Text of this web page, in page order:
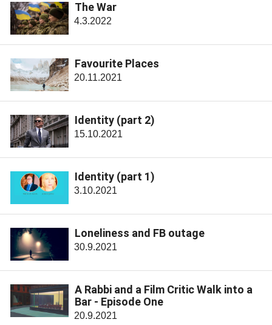
The War
4.3.2022
Favourite Places
20.11.2021
Identity (part 2)
15.10.2021
Identity (part 1)
3.10.2021
Loneliness and FB outage
30.9.2021
A Rabbi and a Film Critic Walk into a
Bar - Episode One
20.9.2021